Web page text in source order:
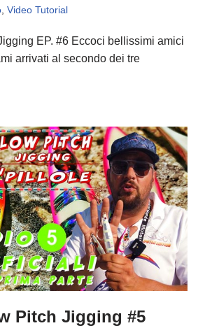
Video Tutorial
EP. #6 Eccoci bellissimi amici
arrivati al secondo dei tre
Pitch Jigging #5